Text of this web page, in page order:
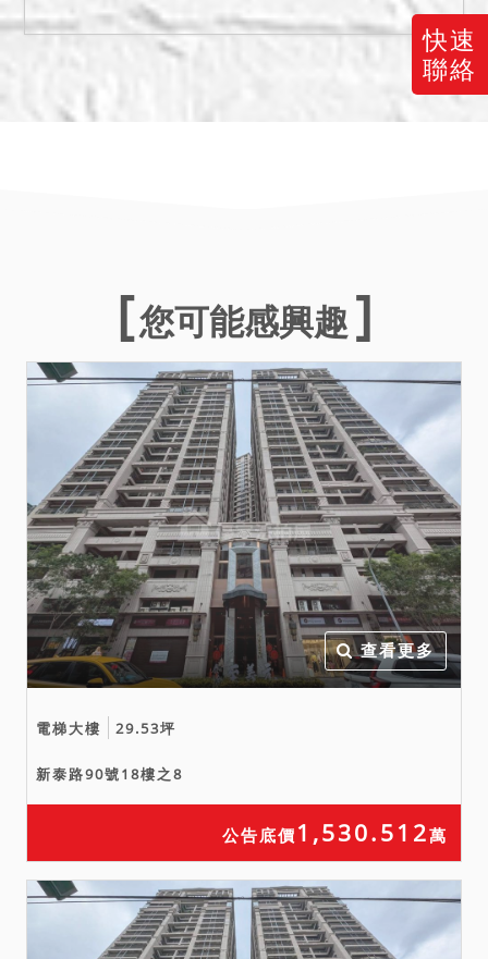
快速
聯絡
或聲請撤拍。
五、經法院向新北市政府警
察局新莊分局函詢本件標的
是否曾受理非自然死亡一
函詢消防局是否發生火災，
函覆 107 年 1 月 1 日至
114 年 10 月 1 日無受理情
形。法院已就卷內現場執行
情況揭示於前，以供投標人
參酌。因法院欠缺完整資料
且無相關鑑定等專業技能，
實際情況可能與鑑定報告或
上揭情形有所出入，仍請投
標人逕向相關單位或周遭四
鄰洽詢查明，並決定是否參
與投標應買，且不得於拍定
後再執前揭事由聲明異議或
聲請撤拍。
電瓦斯費、管理費、公共基
例第 24 條規定辦理，並注
意拍定後民法第 799 之 1
條第 4 項規定之適用問題。
七、本件如有停止、撤回、
撤銷、延緩執行、足額清償
您可能感興趣
查看更多
電梯大樓 29.53坪
新泰路90號18樓之8
公告底價 1,530.512萬